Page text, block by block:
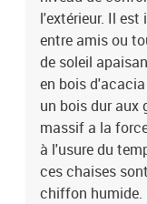
l'extérieur. Il
entre amis ou
de soleil
en bois
un bois dur aux
massif a la
à l'usure du
ces chaises
chiffon humide.